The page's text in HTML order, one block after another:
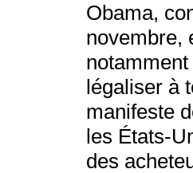
Obama,
novembre,
légaliser à
manifeste
les États-
des